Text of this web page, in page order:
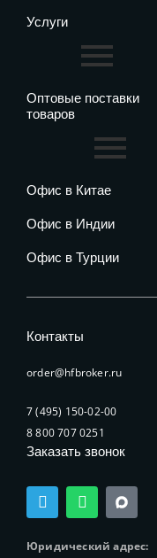
Услуги
Оптовые поставки
товаров
Офис в Китае
Офис в Индии
Офис в Турции
Контакты
order@hfbroker.ru
7 (495) 150-02-00
8 800 707 0251
Заказать звонок
T
e
l
e
W
h
a
t
Юридический адрес: